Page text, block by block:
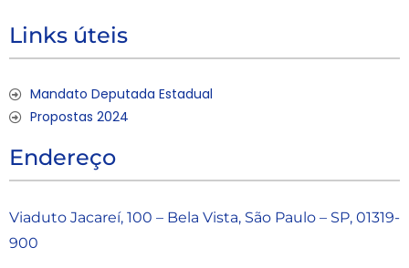
Links úteis
Mandato Deputada Estadual
Propostas 2024
Endereço
Viaduto Jacareí, 100 – Bela Vista, São Paulo – SP, 01319-
900